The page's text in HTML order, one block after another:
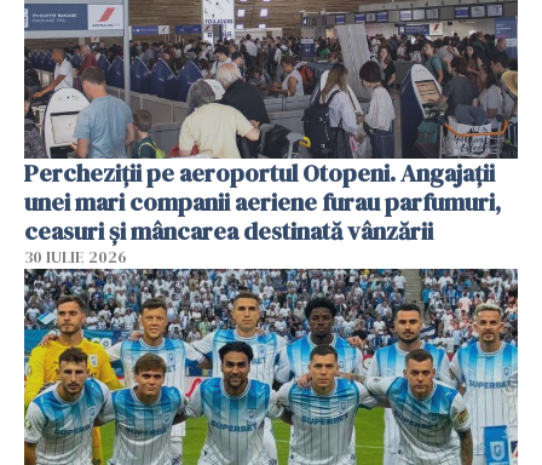
Percheziții pe aeroportul Otopeni. Angajații
unei mari companii aeriene furau parfumuri,
ceasuri și mâncarea destinată vânzării
30 IULIE 2026